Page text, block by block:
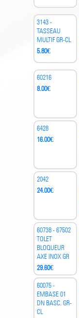
3143 -
TASSEAU
MULTIF GR-CL
5.80€
60216
8.00€
6428
16.00€
2042
24.00€
60738 - 67502
TOLET
BLOQUEUR
AXE INOX GR
29.60€
60075 -
EMBASE 01
DN BASC. GR-
CL